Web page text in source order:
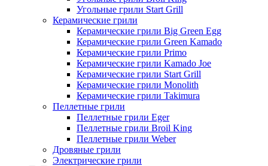
Угольные грили Start Grill
Керамические грили
Керамические грили Big Green Egg
Керамические грили Green Kamado
Керамические грили Primo
Керамические грили Kamado Joe
Керамические грили Start Grill
Керамические грили Monolith
Керамические грили Takimura
Пеллетные грили
Пеллетные грили Eger
Пеллетные грили Broil King
Пеллетные грили Weber
Дровяные грили
Электрические грили